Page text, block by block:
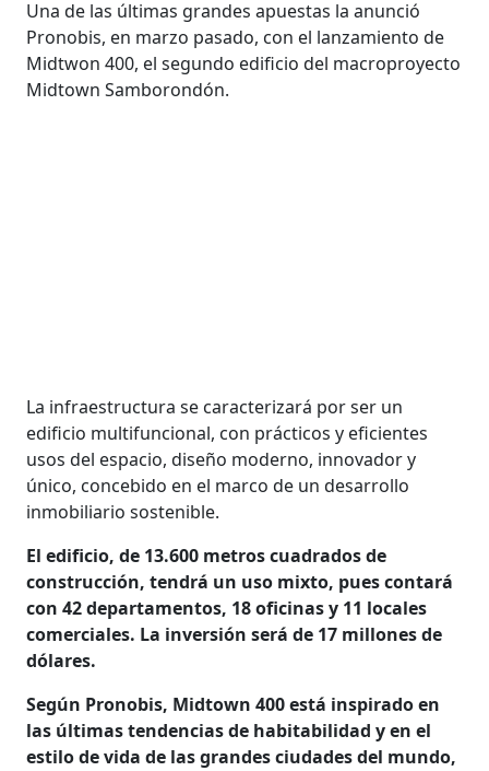
Una de las últimas grandes apuestas la anunció
Pronobis, en marzo pasado, con el lanzamiento de
Midtwon 400, el segundo edificio del macroproyecto
Midtown Samborondón.
La infraestructura se caracterizará por ser un
edificio multifuncional, con prácticos y eficientes
usos del espacio, diseño moderno, innovador y
único, concebido en el marco de un desarrollo
inmobiliario sostenible.
El edificio, de 13.600 metros cuadrados de
construcción, tendrá un uso mixto, pues contará
con 42 departamentos, 18 oficinas y 11 locales
comerciales. La inversión será de 17 millones de
dólares.
Según Pronobis, Midtown 400 está inspirado en
las últimas tendencias de habitabilidad y en el
estilo de vida de las grandes ciudades del mundo,